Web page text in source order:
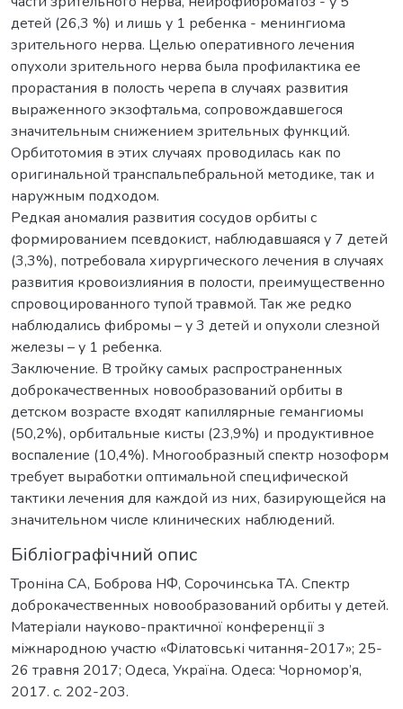
детей (26,3 %) и лишь у 1 ребенка - менингиома
зрительного нерва. Целью оперативного лечения
опухоли зрительного нерва была профилактика ее
прорастания в полость черепа в случаях развития
выраженного экзофтальма, сопровождавшегося
значительным снижением зрительных функций.
Орбитотомия в этих случаях проводилась как по
оригинальной транспальпебральной методике, так и
наружным подходом.
Редкая аномалия развития сосудов орбиты с
формированием псевдокист, наблюдавшаяся у 7 детей
(3,3%), потребовала хирургического лечения в случаях
развития кровоизлияния в полости, преимущественно
спровоцированного тупой травмой. Так же редко
наблюдались фибромы – у 3 детей и опухоли слезной
железы – у 1 ребенка.
Заключение. В тройку самых распространенных
доброкачественных новообразований орбиты в
детском возрасте входят капиллярные гемангиомы
(50,2%), орбитальные кисты (23,9%) и продуктивное
воспаление (10,4%). Многообразный спектр нозоформ
требует выработки оптимальной специфической
тактики лечения для каждой из них, базирующейся на
значительном числе клинических наблюдений.
Бібліографічний опис
Троніна СА, Боброва НФ, Сорочинська ТА. Спектр
доброкачественных новообразований орбиты у детей.
Матеріали науково-практичної конференції з
міжнародною участю «Філатовські читання-2017»; 25-
26 травня 2017; Одеса, Україна. Одеса: Чорномор’я,
2017. c. 202-203.